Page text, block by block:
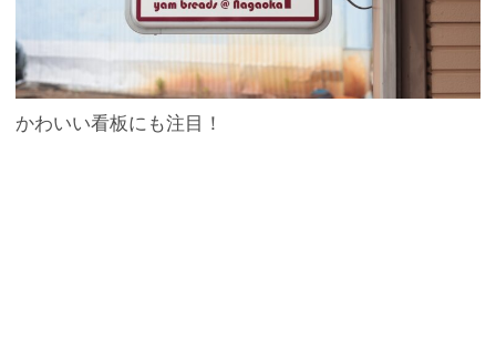
かわいい看板にも注目！